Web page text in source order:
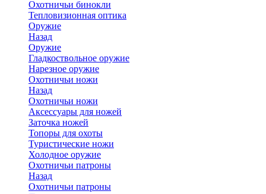
Охотничьи бинокли
Тепловизионная оптика
Оружие
Назад
Оружие
Гладкоствольное оружие
Нарезное оружие
Охотничьи ножи
Назад
Охотничьи ножи
Аксессуары для ножей
Заточка ножей
Топоры для охоты
Туристические ножи
Холодное оружие
Охотничьи патроны
Назад
Охотничьи патроны